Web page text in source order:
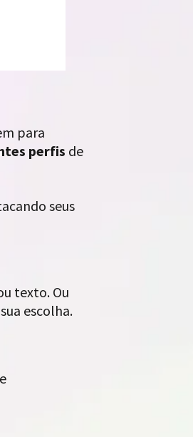
para
perfis de
seus
texto. Ou
escolha.